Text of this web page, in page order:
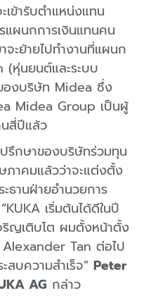
เข้ารับตำแหน่งแทน
ผนกการเงินแทนคน
ะย้ายไปทำงานที่แผนก
หุ่นยนต์และระบบ
องบริษัท Midea ซึ่ง
Midea Group เป็นผู้
สี่ปีแล้ว
รึกษาของบริษัทร่วมทุน
ภาคมแล้วว่าจะแต่งตั้ง
ธานฝ่ายอำนวยการ
เริ่มต้นได้ดีในปี
ริญเติบโต ผมตั้งหน้าตั้ง
Tan ต่อไป
สบความสำเร็จ”Peter
AG กล่าว